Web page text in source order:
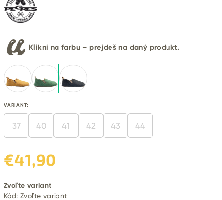
Klikni na farbu – prejdeš na daný produkt.
VARIANT:
37 40 41 42 43 44
€41,90
cena:
Zvoľte variant
Kód: Zvoľte variant